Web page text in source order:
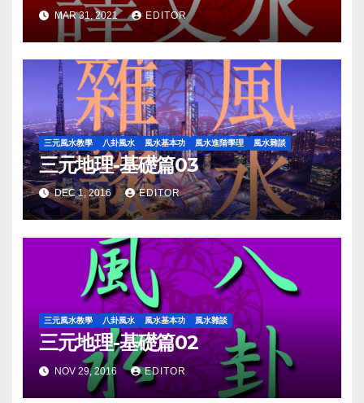
MAR 31, 2021 EDITOR
三元風水教學 八卦風水 風水基本功 風水進階學理 風水雜談
三元地理-基礎篇03
DEC 1, 2016 EDITOR
三元風水教學 八卦風水 風水基本功 風水雜談
三元地理-基礎篇02
NOV 29, 2016 EDITOR